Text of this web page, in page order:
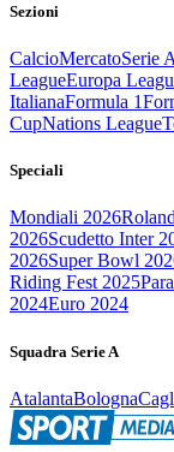
Sezioni
CalcioMercatoSerie A
LeagueEuropa
ItalianaFormula 1
CupNations League
Speciali
Mondiali 2026
2026Scudetto Inter
2026Super Bowl
Riding Fest 2025
2024Euro 2024
Squadra Serie A
AtalantaBologna